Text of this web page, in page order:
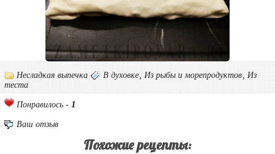
Несладкая выпечка В духовке, Из рыбы и морепродуктов, Из
теста
Понравилось -1
Ваш отзыв
Похожие рецепты: